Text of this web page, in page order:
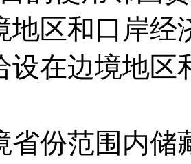
地区和口岸
设在边境地
省份范围内